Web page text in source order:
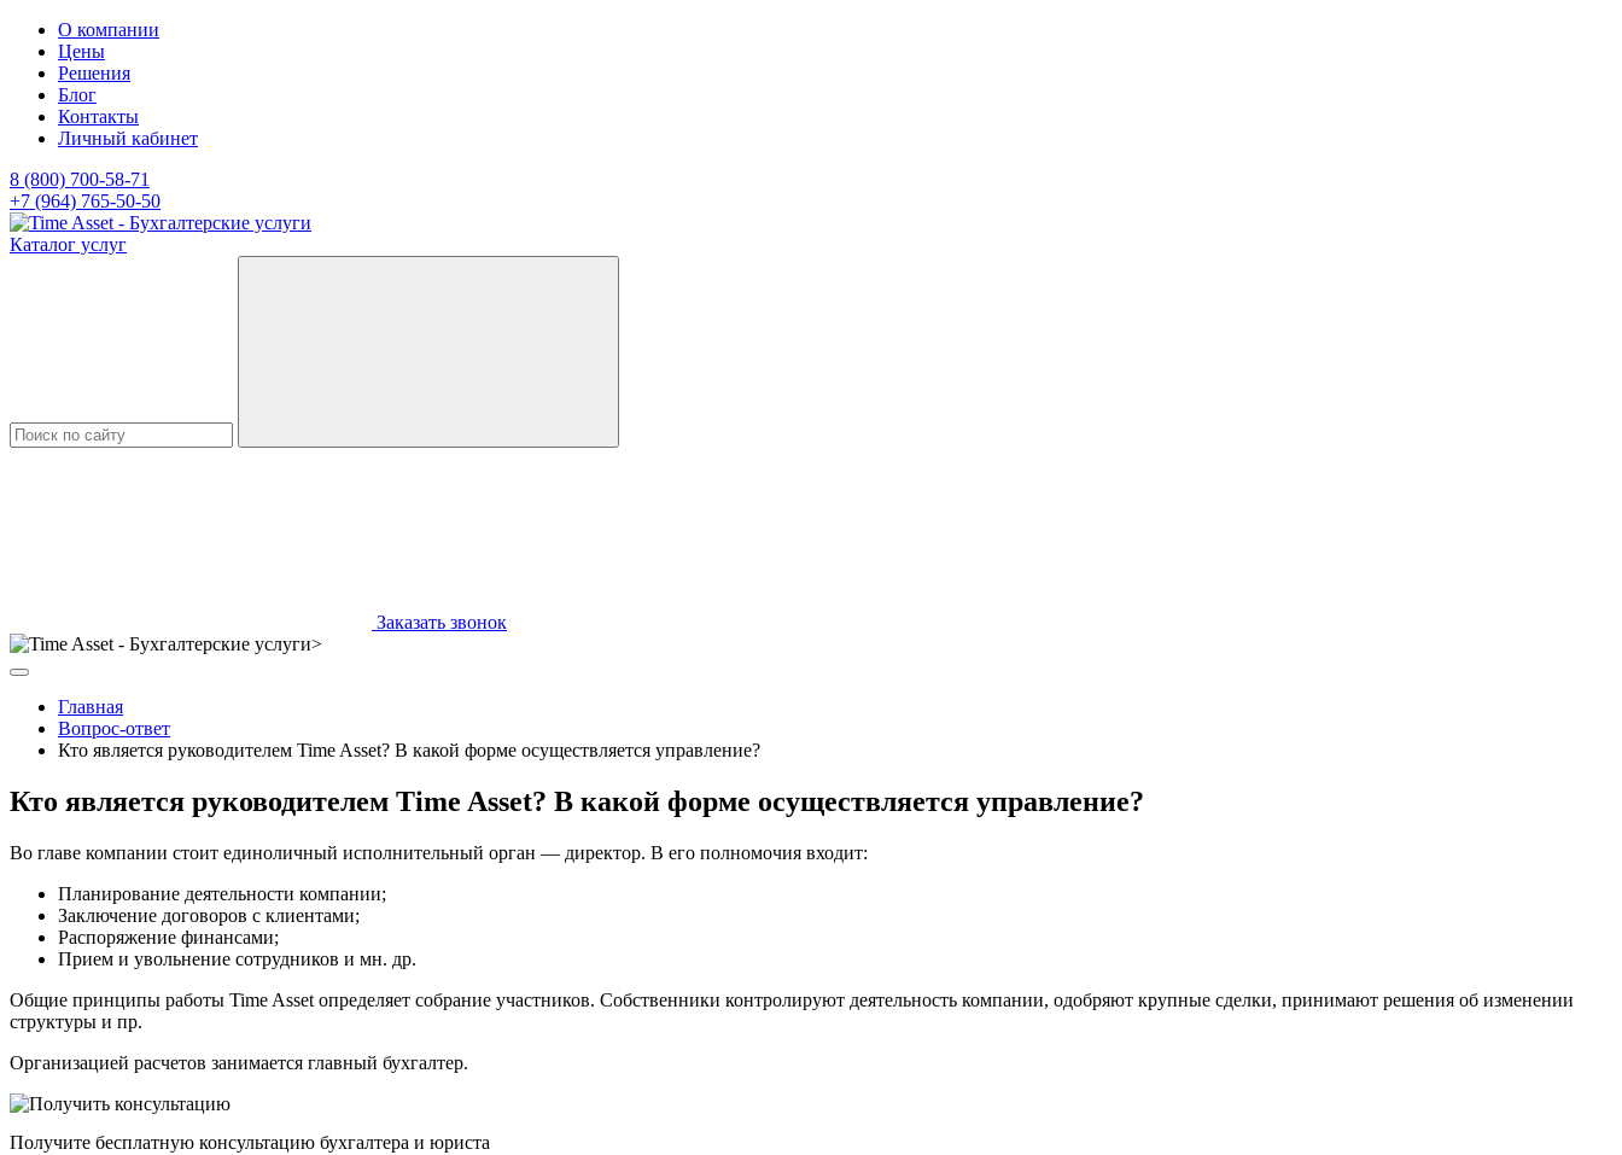
О компании
Цены
Решения
Блог
Контакты
Личный кабинет
8 (800) 700-58-71
+7 (964) 765-50-50
Каталог услуг
Заказать звонок
Главная
Вопрос-ответ
Кто является руководителем Time Asset? В какой форме осуществляется управление?
Кто является руководителем Time Asset? В какой форме осуществляется управление?
Во главе компании стоит единоличный исполнительный орган — директор. В его полномочия входит:
Планирование деятельности компании;
Заключение договоров с клиентами;
Распоряжение финансами;
Прием и увольнение сотрудников и мн. др.
Общие принципы работы Time Asset определяет собрание участников. Собственники контролируют деятельность компании, одобряют крупные сделки, принимают решения об изменении
структуры и пр.
Организацией расчетов занимается главный бухгалтер.
Получите бесплатную консультацию бухгалтера и юриста